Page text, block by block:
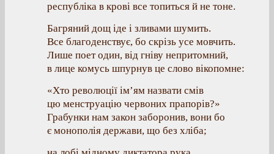
республіка в крові все топиться й не тоне.
Багряний дощ іде і зливами шумить.
Все благоденствує, бо скрізь усе мовчить.
Лише поет один, від гніву непритомний,
в лице комусь шпурнув це слово вікопомне:
«Хто революції ім’ям назвати смів
цю менструацію червоних прапорів?»
Грабунки нам закон заборонив, вони бо
є монополія держави, що без хліба;